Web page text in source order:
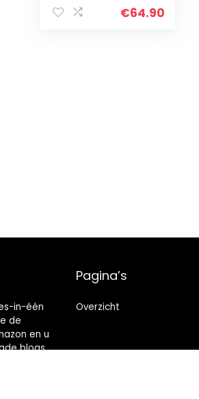
verzinkt staal,
€64.90
in-één
de
en u
blogs.
Pagina’s
Overzicht